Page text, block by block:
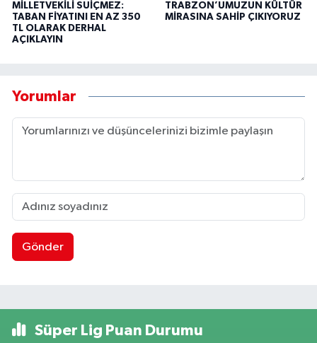
MİLLETVEKİLİ SUİÇMEZ:
TABAN FİYATINI EN AZ 350
TL OLARAK DERHAL
AÇIKLAYIN
TRABZON’UMUZUN KÜLTÜR
MİRASINA SAHİP ÇIKIYORUZ
Yorumlar
Gönder
Süper Lig Puan Durumu